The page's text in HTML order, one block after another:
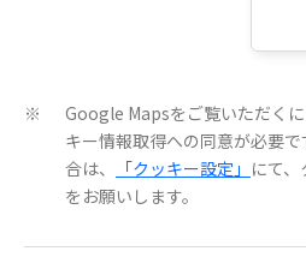
※
Google Mapsをご覧いただく
キー情報取得への同意が必要
合は、
「クッキー設定」 にて
をお願いします。